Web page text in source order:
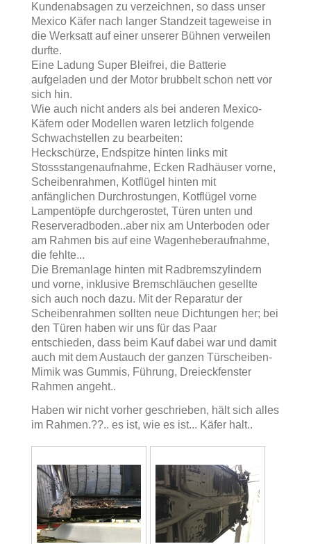
Kundenabsagen zu verzeichnen, so dass unser
Mexico Käfer nach langer Standzeit tageweise in
die Werksatt auf einer unserer Bühnen verweilen
durfte.
Eine Ladung Super Bleifrei, die Batterie
aufgeladen und der Motor brubbelt schon nett vor
sich hin.
Wie auch nicht anders als bei anderen Mexico-
Käfern oder Modellen waren letzlich folgende
Schwachstellen zu bearbeiten:
Heckschürze, Endspitze hinten links mit
Stossstangenaufnahme, Ecken Radhäuser vorne,
Scheibenrahmen, Kotflügel hinten mit
anfänglichen Durchrostungen, Kotflügel vorne
Lampentöpfe durchgerostet, Türen unten und
Reserveradboden..aber nix am Unterboden oder
am Rahmen bis auf eine Wagenheberaufnahme,
die fehlte...
Die Bremanlage hinten mit Radbremszylindern
und vorne, inklusive Bremschläuchen gesellte
sich auch noch dazu. Mit der Reparatur der
Scheibenrahmen sollten neue Dichtungen her; bei
den Türen haben wir uns für das Paar
entschieden, dass beim Kauf dabei war und damit
auch mit dem Austauch der ganzen Türscheiben-
Mimik was Gummis, Führung, Dreieckfenster
Rahmen angeht..
Haben wir nicht vorher geschrieben, hält sich alles
im Rahmen.??.. es ist, wie es ist... Käfer halt..